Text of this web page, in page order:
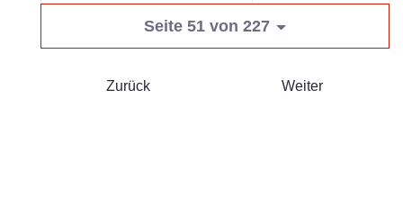
Seite 51 von 227
Zurück Weiter